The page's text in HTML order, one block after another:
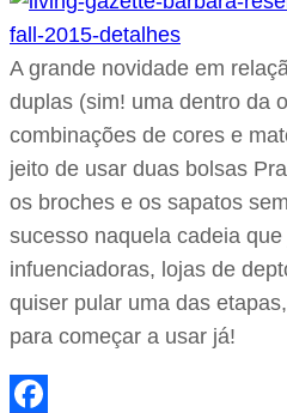
A grande novidade em
duplas (sim! uma dentro da
combinações de cores e
jeito de usar duas bolsas
os broches e os sapatos
sucesso naquela cadeia
infuenciadoras, lojas de
quiser pular uma das
para começar a usar já!